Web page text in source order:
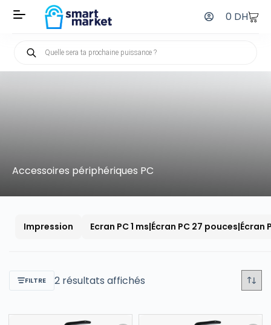
0 DH
Accessoires périphériques PC
Impression Ecran PC 1 ms|Écran PC 27 pouces|Écran
FILTRE 2 résultats affichés